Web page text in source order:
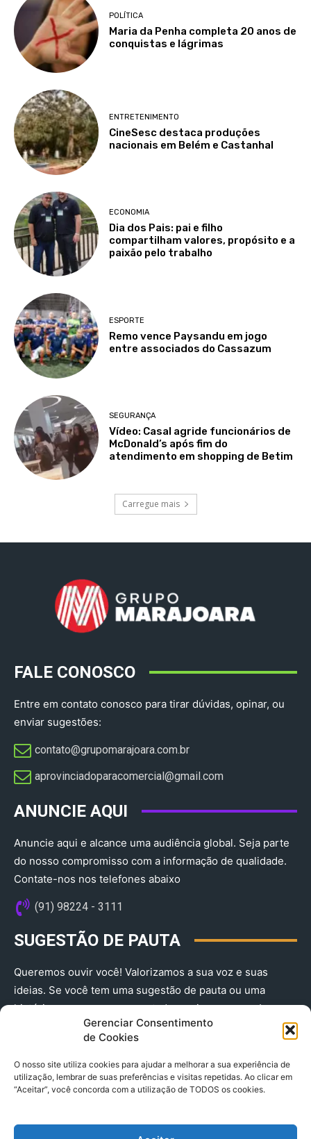
Gerenciar Consentimento
de Cookies
O nosso site utiliza cookies para ajudar a melhorar a sua experiência de
utilização, lembrar de suas preferências e visitas repetidas. Ao clicar em
“Aceitar”, você concorda com a utilização de TODOS os cookies.
POLÍTICA
Maria da Penha completa 20 anos de
conquistas e lágrimas
ENTRETENIMENTO
CineSesc destaca produções
nacionais em Belém e Castanhal
ECONOMIA
Dia dos Pais: pai e filho
compartilham valores, propósito e a
paixão pelo trabalho
ESPORTE
Remo vence Paysandu em jogo
entre associados do Cassazum
SEGURANÇA
Vídeo: Casal agride funcionários de
McDonald’s após fim do
atendimento em shopping de Betim
Carregue mais
FALE CONOSCO
Entre em contato conosco para tirar dúvidas, opinar, ou
enviar sugestões:
contato@grupomarajoara.com.br
aprovinciadoparacomercial@gmail.com​
ANUNCIE AQUI
Anuncie aqui e alcance uma audiência global. Seja parte
do nosso compromisso com a informação de qualidade.
Contate-nos nos telefones abaixo
(91) 98224 - 3111
SUGESTÃO DE PAUTA
Queremos ouvir você! Valorizamos a sua voz e suas
ideias. Se você tem uma sugestão de pauta ou uma
história que merece ser contada, envie-nos agora!
(91) 98224 - 3111